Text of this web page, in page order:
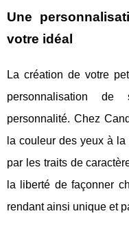
Une
votre idéal
La création de votre
personnalisation
personnalité. Chez
la couleur des yeux à
par les traits de
la liberté de façonner
rendant ainsi unique et